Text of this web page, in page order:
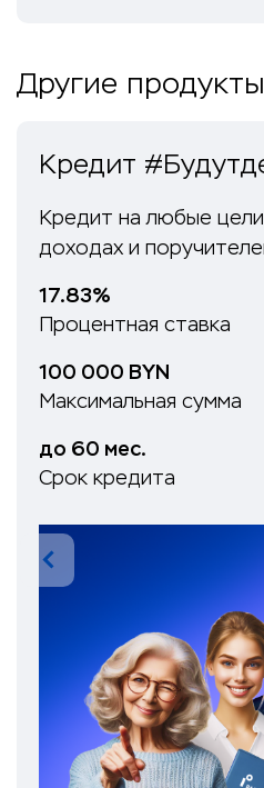
Другие продукты
Кредит
Кредит на любые
доходах и
17.83%
Процентная ставка
100 000 BYN
Максимальная сумма
до 60 мес.
Срок кредита